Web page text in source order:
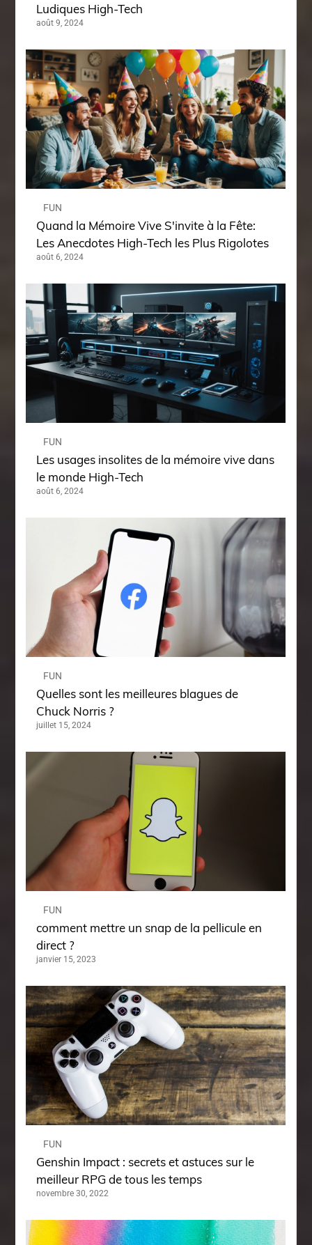
Ludiques High-Tech
août 9, 2024
FUN
Quand la Mémoire Vive S'invite à la Fête:
Les Anecdotes High-Tech les Plus Rigolotes
août 6, 2024
FUN
Les usages insolites de la mémoire vive dans
le monde High-Tech
août 6, 2024
FUN
Quelles sont les meilleures blagues de
Chuck Norris ?
juillet 15, 2024
FUN
comment mettre un snap de la pellicule en
direct ?
janvier 15, 2023
FUN
Genshin Impact : secrets et astuces sur le
meilleur RPG de tous les temps
novembre 30, 2022